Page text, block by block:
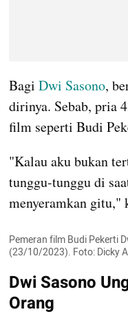
Bagi Dwi Sasono,
dirinya. Sebab, pria
film seperti Budi
"Kalau aku bukan
tunggu-tunggu di
menyeramkan gitu,"
Pemeran film Budi Pekerti
(23/10/2023). Foto: Dicky
Dwi Sasono
Orang